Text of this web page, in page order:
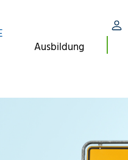
Ausbildung